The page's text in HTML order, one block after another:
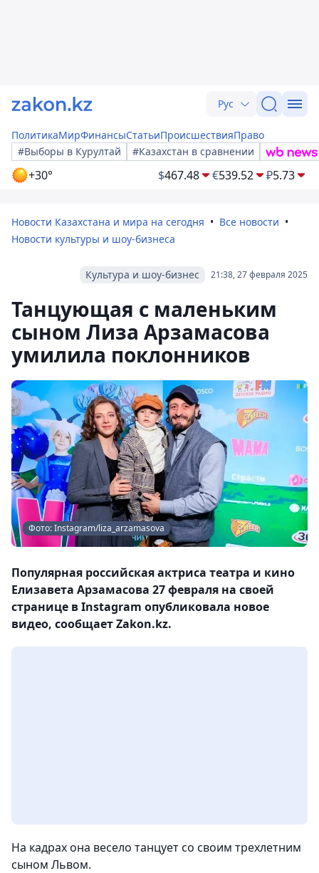
Рус
ПолитикаМирФинансыСтатьиПроисшествияПраво
#Выборы в Курултай
#Казахстан в сравнении
+30° $467.48 €539.52 ₽5.73
Новости Казахстана и мира на сегодня
Все новости
Новости культуры и шоу-бизнеса
21:38, 27 февраля 2025
Культура и шоу-бизнес
Танцующая с маленьким
сыном Лиза Арзамасова
умилила поклонников
Фото: Instagram/liza_arzamasova
Популярная российская актриса театра и кино
Елизавета Арзамасова 27 февраля на своей
странице в Instagram опубликовала новое
видео, сообщает Zakon.kz.
На кадрах она весело танцует со своим трехлетним
сыном Львом.